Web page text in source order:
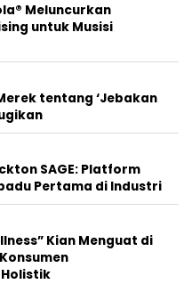
Meluncurkan
untuk Musisi
tentang ‘Jebakan
SAGE: Platform
Pertama di Industri
Kian Menguat di